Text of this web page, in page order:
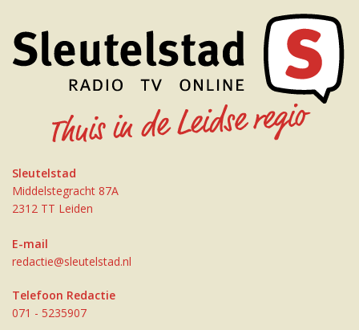
Sleutelstad
Middelstegracht 87A
2312 TT Leiden
E-mail
redactie@sleutelstad.nl
Telefoon Redactie
071 - 5235907